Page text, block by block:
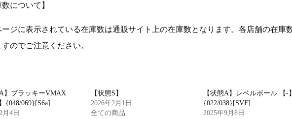
数について】
ージに表示されている在庫数は通販サイト上の在庫数となります。各店舗の在庫
のでご注意ください。
A】ブラッキーVMAX
】{048/069}[S6a]
月4日
【状態S】
2026年2月1日
全ての商品
【状態A】レベルボール 【-】
{022/038}[SVF]
2025年9月8日